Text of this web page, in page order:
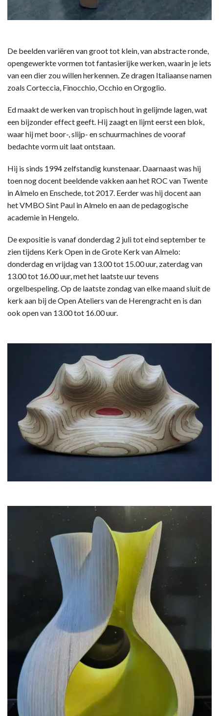
De beelden variëren van groot tot klein, van abstracte ronde,
opengewerkte vormen tot fantasierijke werken, waarin je iets
van een dier zou willen herkennen. Ze dragen Italiaanse namen
zoals Corteccia, Finocchio, Occhio en Orgoglio.
Ed maakt de werken van tropisch hout in gelijmde lagen, wat
een bijzonder effect geeft. Hij zaagt en lijmt eerst een blok,
waar hij met boor-, slijp- en schuurmachines de vooraf
bedachte vorm uit laat ontstaan.
Hij is sinds 1994 zelfstandig kunstenaar. Daarnaast was hij
toen nog docent beeldende vakken aan het ROC van Twente
in Almelo en Enschede, tot 2017. Eerder was hij docent aan
het VMBO Sint Paul in Almelo en aan de pedagogische
academie in Hengelo.
De expositie is vanaf donderdag 2 juli tot eind september te
zien tijdens Kerk Open in de Grote Kerk van Almelo:
donderdag en vrijdag van 13.00 tot 15.00 uur, zaterdag van
13.00 tot 16.00 uur, met het laatste uur tevens
orgelbespeling. Op de laatste zondag van elke maand sluit de
kerk aan bij de Open Ateliers van de Herengracht en is dan
ook open van 13.00 tot 16.00 uur.